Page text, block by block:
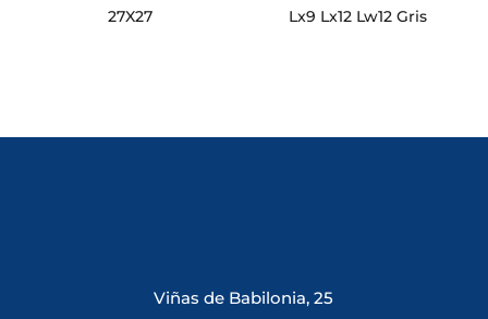
27X27
Lx9 Lx12 Lw12 Gris
Viñas de Babilonia, 25